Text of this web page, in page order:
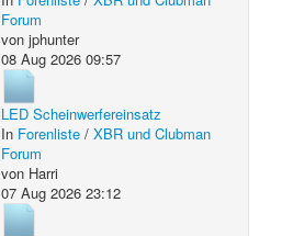
Forum
vonjphunter
08 Aug 2026 09:57
LED Scheinwerfereinsatz
In Forenliste /XBR und Clubman
Forum
von Harri
07 Aug 2026 23:12